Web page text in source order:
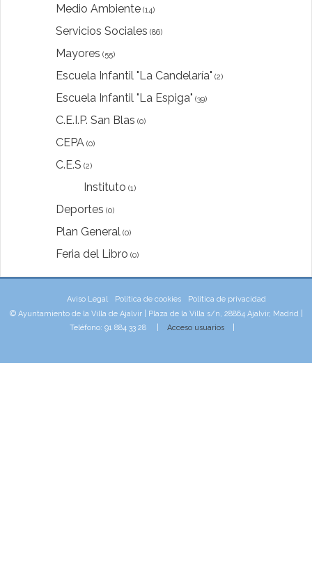
Medio Ambiente (14)
Servicios Sociales (86)
Mayores (55)
Escuela Infantil "La Candelaría" (2)
Escuela Infantil "La Espiga" (39)
C.E.I.P. San Blas (0)
CEPA (0)
C.E.S (2)
Instituto (1)
Deportes (0)
Plan General (0)
Feria del Libro (0)
Aviso Legal Política de cookies
Política de privacidad
© Ayuntamiento de la Villa de Ajalvir | Plaza de la Villa s/n, 28864 Ajalvir, Madrid |
Teléfono: 91 884 33 28 | Acceso usuarios|